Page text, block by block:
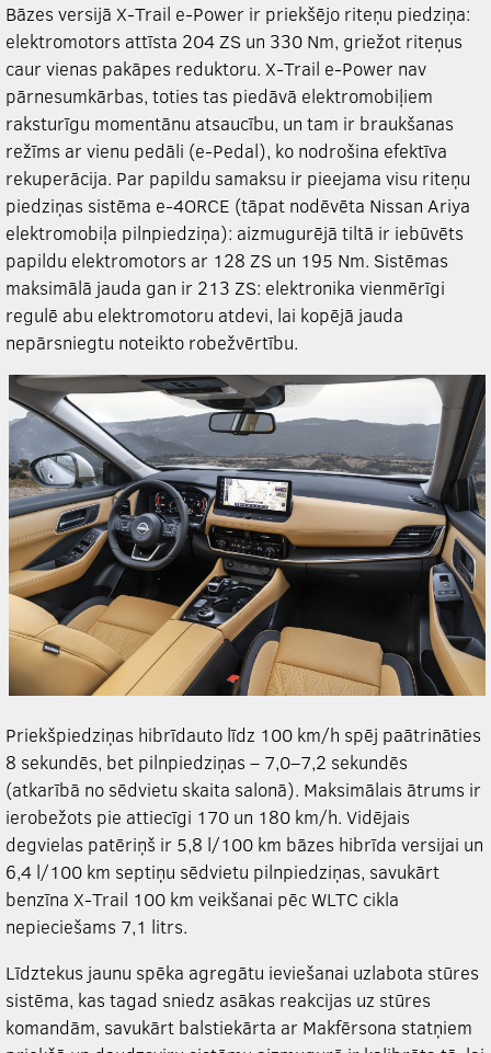
Bāzes versijā X-Trail e-Power ir priekšējo riteņu piedziņa:
elektromotors attīsta 204 ZS un 330 Nm, griežot riteņus
caur vienas pakāpes reduktoru. X-Trail e-Power nav
pārnesumkārbas, toties tas piedāvā elektromobiļiem
raksturīgu momentānu atsaucību, un tam ir braukšanas
režīms ar vienu pedāli (e-Pedal), ko nodrošina efektīva
rekuperācija. Par papildu samaksu ir pieejama visu riteņu
piedziņas sistēma e-4ORCE (tāpat nodēvēta Nissan Ariya
elektromobiļa pilnpiedziņa): aizmugurējā tiltā ir iebūvēts
papildu elektromotors ar 128 ZS un 195 Nm. Sistēmas
maksimālā jauda gan ir 213 ZS: elektronika vienmērīgi
regulē abu elektromotoru atdevi, lai kopējā jauda
nepārsniegtu noteikto robežvērtību.
Priekšpiedziņas hibrīdauto līdz 100 km/h spēj paātrināties
8 sekundēs, bet pilnpiedziņas – 7,0–7,2 sekundēs
(atkarībā no sēdvietu skaita salonā). Maksimālais ātrums ir
ierobežots pie attiecīgi 170 un 180 km/h. Vidējais
degvielas patēriņš ir 5,8 l/100 km bāzes hibrīda versijai un
6,4 l/100 km septiņu sēdvietu pilnpiedziņas, savukārt
benzīna X-Trail 100 km veikšanai pēc WLTC cikla
nepieciešams 7,1 litrs.
Līdztekus jaunu spēka agregātu ieviešanai uzlabota stūres
sistēma, kas tagad sniedz asākas reakcijas uz stūres
komandām, savukārt balstiekārta ar Makfērsona statņiem